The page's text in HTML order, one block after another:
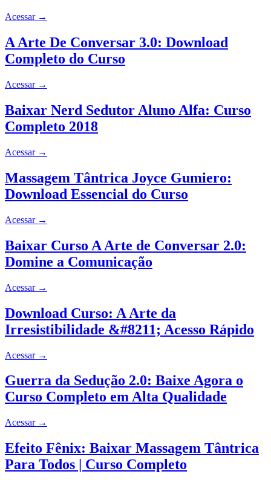
Acessar →
A Arte De Conversar 3.0: Download
Completo do Curso
Acessar →
Baixar Nerd Sedutor Aluno Alfa: Curso
Completo 2018
Acessar →
Massagem Tântrica Joyce Gumiero:
Download Essencial do Curso
Acessar →
Baixar Curso A Arte de Conversar 2.0:
Domine a Comunicação
Acessar →
Download Curso: A Arte da
Irresistibilidade &#8211; Acesso Rápido
Acessar →
Guerra da Sedução 2.0: Baixe Agora o
Curso Completo em Alta Qualidade
Acessar →
Efeito Fênix: Baixar Massagem Tântrica
Para Todos | Curso Completo